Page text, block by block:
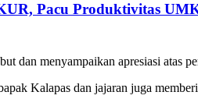
Pacu Produktivitas
dan menyampaikan apresiasi atas
Kalapas dan jajaran juga